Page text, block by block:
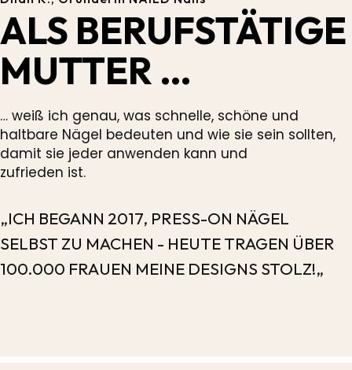
ALS BERUFSTÄTIGE
MUTTER …
… weiß ich genau, was schnelle, schöne und
haltbare Nägel bedeuten und wie sie sein sollten,
damit sie jeder anwenden kann und
zufrieden ist.
„ICH BEGANN 2017, PRESS-ON NÄGEL
SELBST ZU MACHEN - HEUTE TRAGEN ÜBER
100.000 FRAUEN MEINE DESIGNS STOLZ!„